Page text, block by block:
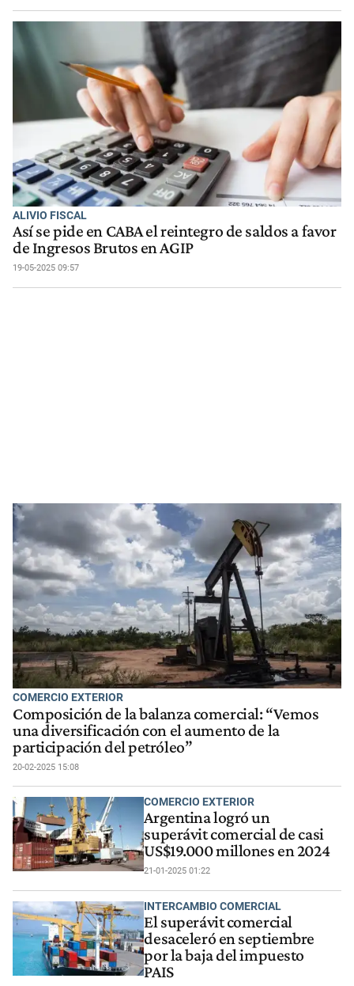
ALIVIO FISCAL
Así se pide en CABA el reintegro de saldos a favor
de Ingresos Brutos en AGIP
19-05-2025 09:57
COMERCIO EXTERIOR
Composición de la balanza comercial: “Vemos
una diversificación con el aumento de la
participación del petróleo”
20-02-2025 15:08
COMERCIO EXTERIOR
Argentina logró un
superávit comercial de casi
US$19.000 millones en 2024
21-01-2025 01:22
INTERCAMBIO COMERCIAL
El superávit comercial
desaceleró en septiembre
por la baja del impuesto
PAIS